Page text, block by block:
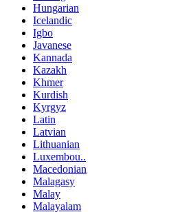
Hungarian
Icelandic
Igbo
Javanese
Kannada
Kazakh
Khmer
Kurdish
Kyrgyz
Latin
Latvian
Lithuanian
Luxembou..
Macedonian
Malagasy
Malay
Malayalam